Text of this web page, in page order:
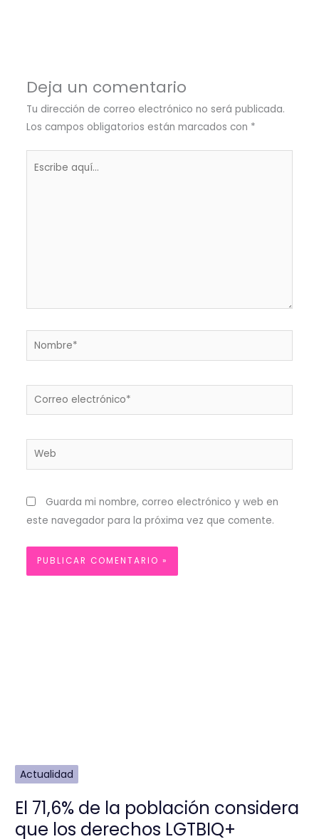
Deja un comentario
Tu dirección de correo electrónico no será publicada.
Los campos obligatorios están marcados con *
Nombre*
Correo
Web
Guarda mi nombre, correo electrónico y web en
este navegador para la próxima vez que comente.
Actualidad
El 71,6% de la población considera
que los derechos LGTBIQ+